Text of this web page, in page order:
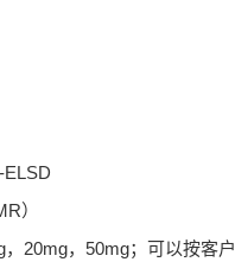
ELSD
）
20mg，50mg；可以按客户